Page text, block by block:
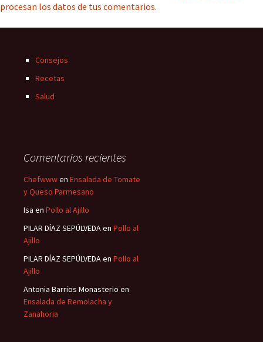
procesan los datos de tus comentarios.
Consejos
Recetas
Salud
Comentarios recientes
Chefwwwen Ensalada de Tomate
y Queso Parmesano
Isa en Pollo al Ajillo
PILAR DÍAZ SEPÚLVEDAen Pollo al
Ajillo
PILAR DÍAZ SEPÚLVEDAen Pollo al
Ajillo
Antonia Barrios Monasterio en
Ensalada de Remolacha y
Zanahoria